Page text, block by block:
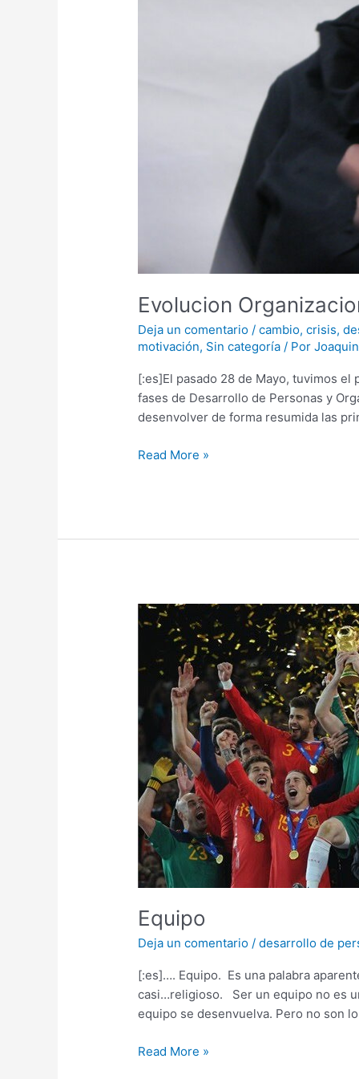
Evolucion
Deja un comentario /cambio,crisis,
motivación, Sin categoría / Por
[:es]El pasado 28 de Mayo, tuvimos
fases de Desarrollo de Personas y
desenvolver de forma resumida las
Read More »
Equipo
Deja un comentario /desarrollo de
[:es]…. Equipo. Es una palabra
casi…religioso. Ser un equipo no es
equipo se desenvuelva. Pero no son lo
Equipo
Read More »